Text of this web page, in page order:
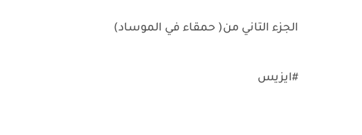
الجزء التاني من( حمقاء في الموساد)
#ايزيس